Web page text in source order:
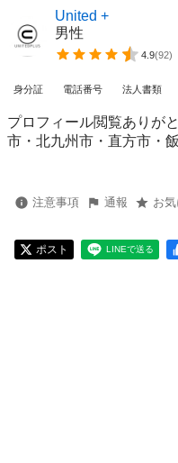
United +
男性
4.9(92)
身分証 電話番号 法人書類
プロフィール閲覧ありが
市・北九州市・直方市・
注意事項 通報 お
ポスト LINEで送る